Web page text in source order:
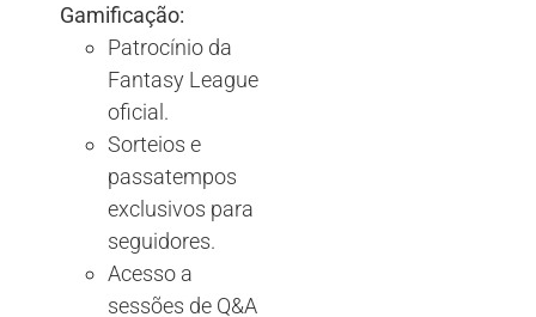
Gamificação:
Patrocínio da
Fantasy League
oficial.
Sorteios e
passatempos
exclusivos para
seguidores.
Acesso a
sessões de Q&A